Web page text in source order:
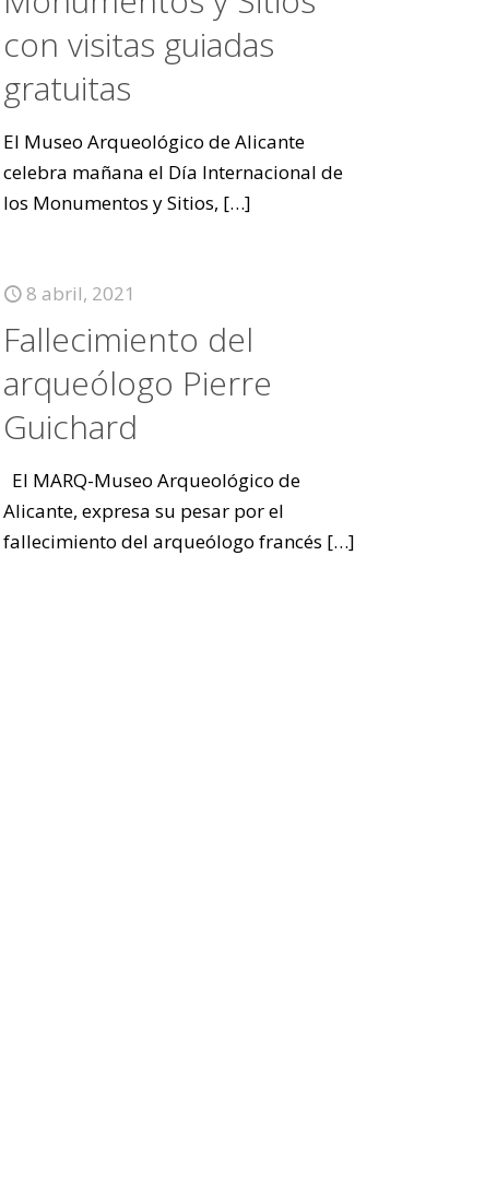
con visitas guiadas
gratuitas
El Museo Arqueológico de Alicante
celebra mañana el Día Internacional de
los Monumentos y Sitios, […]
8 abril, 2021
Fallecimiento del
arqueólogo Pierre
Guichard
El MARQ-Museo Arqueológico de
Alicante, expresa su pesar por el
fallecimiento del arqueólogo francés […]